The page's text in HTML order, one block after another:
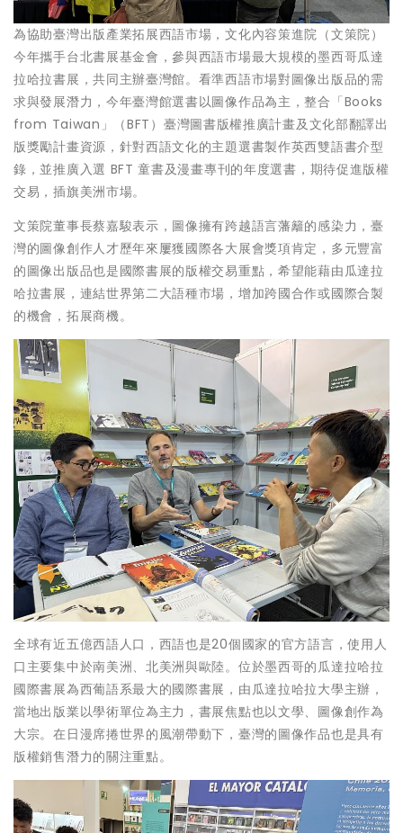
為協助臺灣出版產業拓展西語市場，文化內容策進院（文策院）
今年攜手台北書展基金會，參與西語市場最大規模的墨西哥瓜達
拉哈拉書展，共同主辦臺灣館。看準西語市場對圖像出版品的需
求與發展潛力，今年臺灣館選書以圖像作品為主，整合「Books
from Taiwan」（BFT）臺灣圖書版權推廣計畫及文化部翻譯出
版獎勵計畫資源，針對西語文化的主題選書製作英西雙語書介型
錄，並推廣入選 BFT 童書及漫畫專刊的年度選書，期待促進版權
交易，插旗美洲市場。
文策院董事長蔡嘉駿表示，圖像擁有跨越語言藩籬的感染力，臺
灣的圖像創作人才歷年來屢獲國際各大展會獎項肯定，多元豐富
的圖像出版品也是國際書展的版權交易重點，希望能藉由瓜達拉
哈拉書展，連結世界第二大語種市場，增加跨國合作或國際合製
的機會，拓展商機。
全球有近五億西語人口，西語也是20個國家的官方語言，使用人
口主要集中於南美洲、北美洲與歐陸。位於墨西哥的瓜達拉哈拉
國際書展為西葡語系最大的國際書展，由瓜達拉哈拉大學主辦，
當地出版業以學術單位為主力，書展焦點也以文學、圖像創作為
大宗。在日漫席捲世界的風潮帶動下，臺灣的圖像作品也是具有
版權銷售潛力的關注重點。